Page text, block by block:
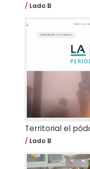
Lado B
Territorial el
Lado B